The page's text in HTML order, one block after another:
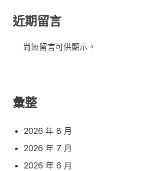
近期留言
尚無留言可供顯示。
彙整
2026 年 8 月
2026 年 7 月
2026 年 6 月